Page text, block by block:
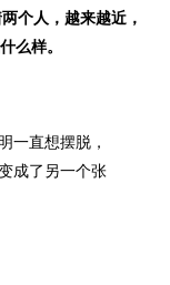
个人，越来越近，
么样。
一直想摆脱，
成了另一个张